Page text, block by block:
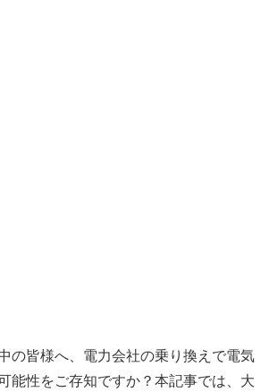
の皆様へ、電力会社の乗り換えで電気
能性をご存知ですか？本記事では、大